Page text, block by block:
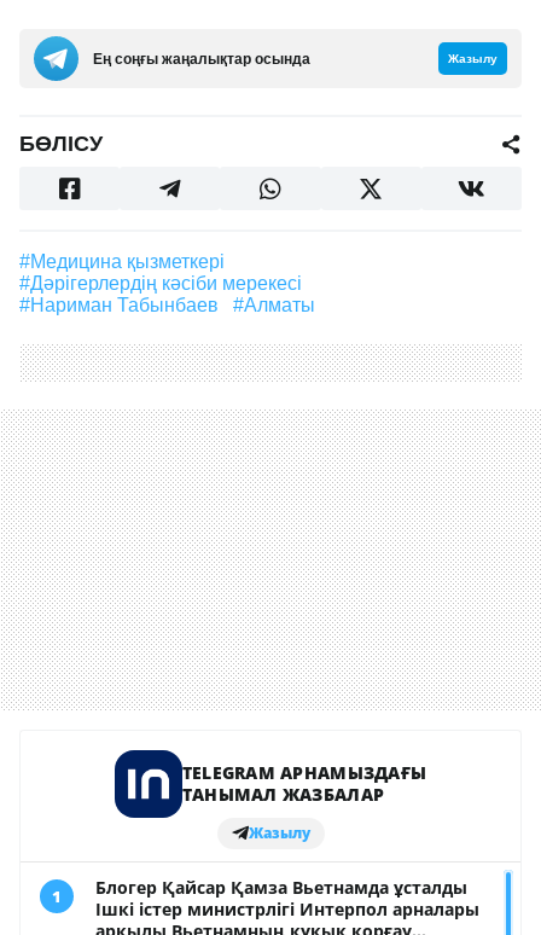
Ең соңғы жаңалықтар осында Жазылу
БӨЛІСУ
#медицина қызметкері
#дәрігерлердің кәсіби мерекесі
#Нариман Табынбаев
#Алматы